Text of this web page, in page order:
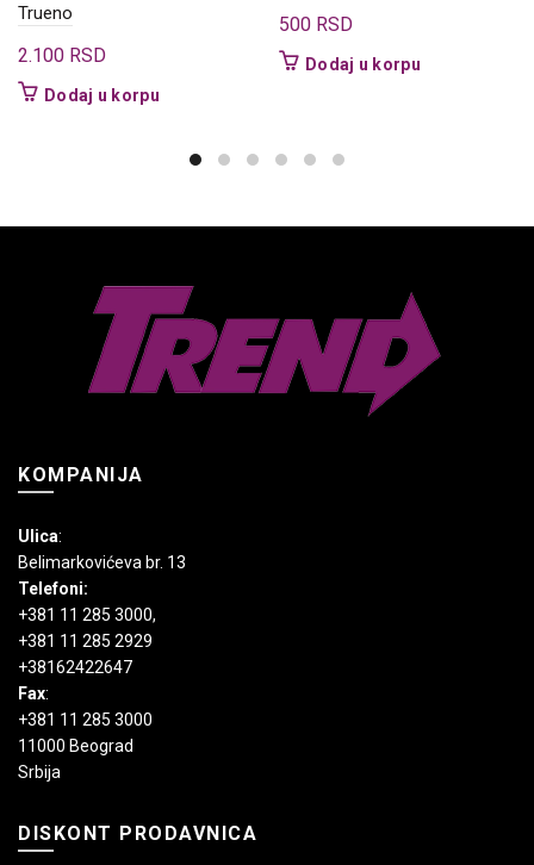
Trueno
2.100 RSD
Dodaj u korpu
500 RSD
Dodaj u korpu
KOMPANIJA
Ulica:
Belimarkovićeva br. 13
Telefoni:
+381 11 285 3000,
+381 11 285 2929
+38162422647
Fax:
+381 11 285 3000
11000 Beograd
Srbija
DISKONT PRODAVNICA